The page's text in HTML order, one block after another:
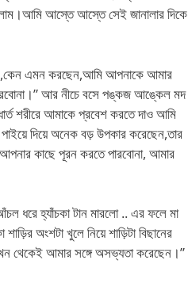
আস্তে আস্তে সেই জানালার দিকে
এমন করছেন,আমি আপনাকে আমার
আর নীচে বসে পঙ্কজ আঙ্কেল মদ
শরীরে আমাকে প্রবেশ করতে দাও আমি
দিয়ে অনেক বড় উপকার করেছেন,তার
কাছে পূরন করতে পারবোনা, আমার
আঁচল ধরে হ্যাঁচকা টান মারলো .. এর ফলে মা
অংশটা খুলে নিয়ে শাড়িটা বিছানের
থেকেই আমার সঙ্গে অসভ্যতা করেছেন।”